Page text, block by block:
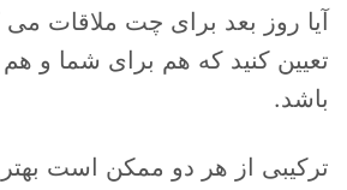
آیا روز بعد برای چت ملاقات می
تعیین کنید که هم برای شما و
باشد.
ترکیبی از هر دو ممکن است